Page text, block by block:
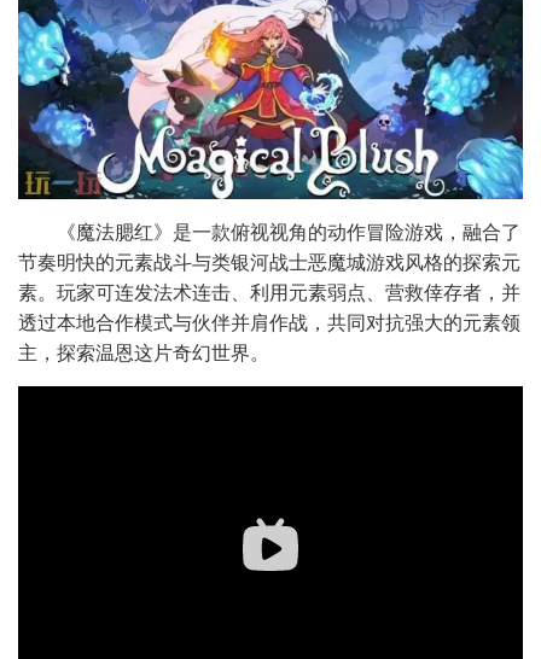
《魔法腮红》是一款俯视视角的动作冒险游戏，融合了
节奏明快的元素战斗与类银河战士恶魔城游戏风格的探索元
素。玩家可连发法术连击、利用元素弱点、营救倖存者，并
透过本地合作模式与伙伴并肩作战，共同对抗强大的元素领
主，探索温恩这片奇幻世界。